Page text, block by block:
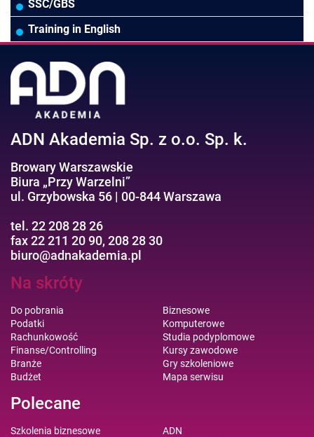
Wodociągi/Kanalizacja
Pozostałe branże
Pozostałe
Prawo pracy
Asystentka/Sekretarka
Efektywność osobista//Wellbeing
MS 365/SharePoint/Bazy danych
MS Project/Word/PowerPoint
SSC/GBS
Training in English
ADN Akademia Sp. z o.o. Sp. k.
Browary Warszawskie
Biura „Przy Warzelni”
ul. Grzybowska 56 | 00-844 Warszawa
tel. 22 208 28 26
fax 22 211 20 90, 208 28 30
biuro@adnakademia.pl
Na skróty
Do pobrania
Podatki
Rachunkowość
Finanse/Controlling
Branże
Budżet
Biznesowe
Komputerowe
Studia podyplomowe
Kursy zawodowe
Gry szkoleniowe
Mapa serwisu
Polecane
Szkolenia biznesowe
ADN